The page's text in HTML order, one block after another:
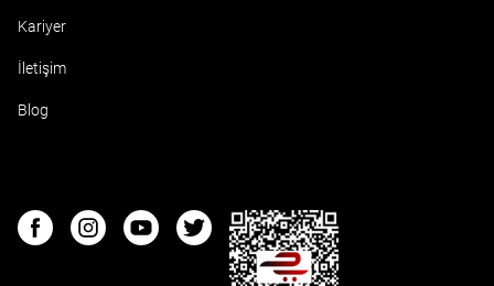
Kariyer
İletişim
Blog
FacebookInstagramYoutubeTwitter
ETBIS